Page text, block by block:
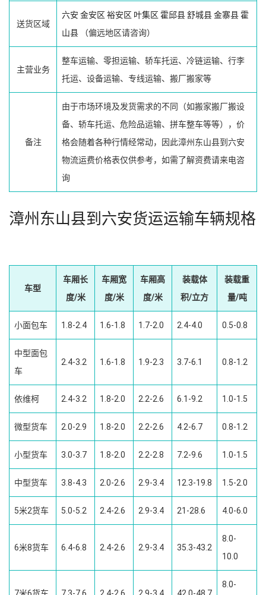
送货区域
六安 金安区 裕安区 叶集区 霍邱县舒城县金寨县 霍
山县 （偏远地区请咨询）
主营业务
整车运输、零担运输、轿车托运、冷链运输、行李
托运、设备运输、专线运输、搬厂搬家等
备注
由于市场环境及发货需求的不同（如搬家搬厂搬设
备、轿车托运、危险品运输、拼车整车等等），价
格会随着各种行情经常动，因此漳州东山县到六安
物流运费价格表仅供参考，如需了解资费请来电咨
询
漳州东山县到六安货运运输车辆规格
车型
车厢长
度/米
车厢宽
度/米
车厢高
度/米
装载体
积/立方
装载重
量/吨
小面包车 1.8-2.4 1.6-1.8 1.7-2.0 2.4-4.0 0.5-0.8
中型面包
车
2.4-3.2 1.6-1.8 1.9-2.3 3.7-6.1 0.8-1.2
依维柯 2.4-3.2 1.8-2.0 2.2-2.6 6.1-9.2 1.0-1.5
微型货车 2.0-2.9 1.8-2.0 2.2-2.6 4.2-6.7 0.8-1.2
小型货车 3.0-3.7 1.8-2.0 2.2-2.8 7.2-9.6 1.0-1.5
中型货车 3.8-4.3 2.0-2.6 2.9-3.4 12.3-19.8 1.5-2.0
5米2货车 5.0-5.2 2.4-2.6 2.9-3.4 21-28.6 4.0-6.0
6米8货车 6.4-6.8 2.4-2.6 2.9-3.4 35.3-43.2
8.0-
10.0
8.0-